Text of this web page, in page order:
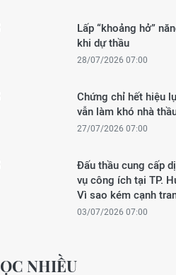
Lấp “khoảng hở”
khi dự thầu
28/07/2026 07:00
Chứng chỉ hết hiệu
vẫn làm khó nhà
27/07/2026 07:00
Đấu thầu cung cấp
vụ công ích tại TP.
Vì sao kém cạnh
03/07/2026 07:00
ĐỌC NHIỀU